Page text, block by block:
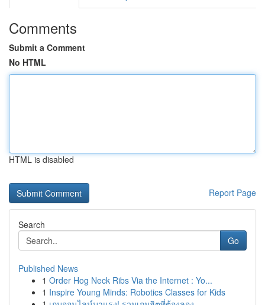
Comments
Submit a Comment
No HTML
HTML is disabled
Report Page
Search
Go
Published News
1 Order Hog Neck Ribs Via the Internet : Yo...
1 Inspire Young Minds: Robotics Classes for Kids